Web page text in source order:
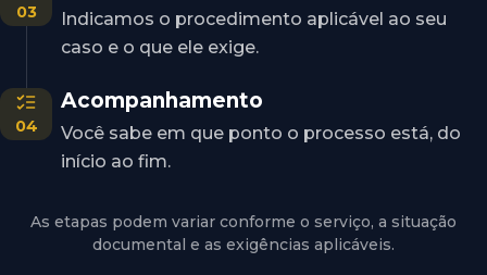
03
Indicamos o procedimento aplicável ao seu
caso e o que ele exige.
04
Acompanhamento
Você sabe em que ponto o processo está, do
início ao fim.
As etapas podem variar conforme o serviço, a situação
documental e as exigências aplicáveis.